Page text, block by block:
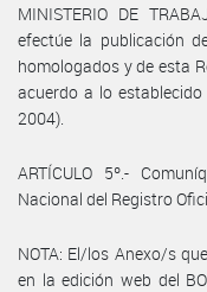
MINISTERIO DE
efectúe la publicación
homologados y de esta
acuerdo a lo
2004).
ARTÍCULO 5º.-
Nacional del Registro
NOTA: El/los Anexo/s
en la edición web del